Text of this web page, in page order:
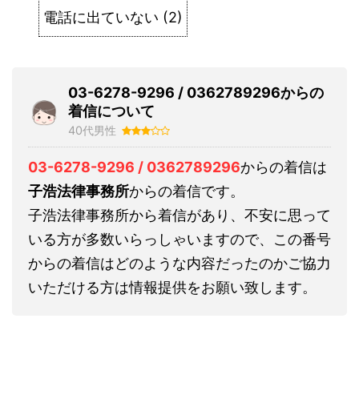
電話に出ていない (2)
03-6278-9296 / 0362789296からの
着信について
40代男性
03-6278-9296 / 0362789296からの着信は
子浩法律事務所からの着信です。
子浩法律事務所から着信があり、不安に思って
いる方が多数いらっしゃいますので、この番号
からの着信はどのような内容だったのかご協力
いただける方は情報提供をお願い致します。